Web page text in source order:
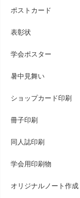
ポストカード
表彰状
学会ポスター
暑中見舞い
ショップカード印刷
冊子印刷
同人誌印刷
学会用印刷物
オリジナルノート作成